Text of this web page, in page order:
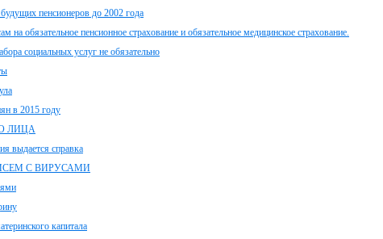
пенсионеров до 2002 года
обязательное пенсионное страхование и обязательное медицинское страхование.
социальных услуг не обязательно
в 2015 году
ЛИЦА
выдается справка
С ВИРУСАМИ
капитала